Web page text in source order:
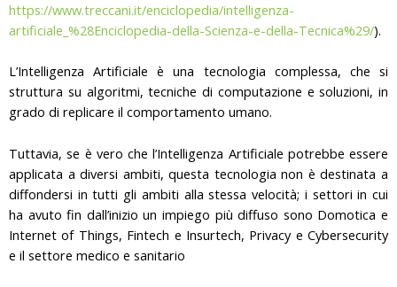
https://www.treccani.it/enciclopedia/intelligenza-
artificiale_%28Enciclopedia-della-Scienza-e-della-Tecnica%29/).
L’Intelligenza Artificiale è una tecnologia complessa, che si
struttura su algoritmi, tecniche di computazione e soluzioni, in
grado di replicare il comportamento umano.
Tuttavia, se è vero che l’Intelligenza Artificiale potrebbe essere
applicata a diversi ambiti, questa tecnologia non è destinata a
diffondersi in tutti gli ambiti alla stessa velocità; i settori in cui
ha avuto fin dall’inizio un impiego più diffuso sono Domotica e
Internet of Things, Fintech e Insurtech, Privacy e Cybersecurity
e il settore medico e sanitario